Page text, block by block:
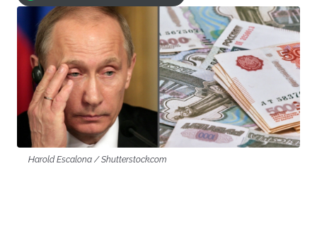
Harold Escalona / Shutterstock.com